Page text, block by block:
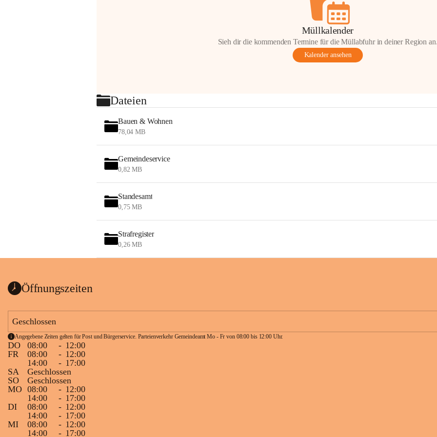
Müllkalender
Sieh dir die kommenden Termine für die Müllabfuhr in deiner Region
Kalender ansehen
Dateien
Bauen & Wohnen
78,04 MB
Gemeindeservice
0,82 MB
Standesamt
0,75 MB
Strafregister
0,26 MB
Öffnungszeiten
Geschlossen
Angegebene Zeiten gelten für Post und Bürgerservice. Parteienverkehr Gemeindeamt Mo - Fr von 08:00 bis 12:00 Uhr.
DO 08:00 - 12:00
FR
08:00 - 12:00
14:00
- 17:00
SA
Geschlossen
SO
Geschlossen
MO 08:00 - 12:00
14:00
- 17:00
DI
08:00 - 12:00
14:00
- 17:00
MI
08:00 - 12:00
14:00
- 17:00